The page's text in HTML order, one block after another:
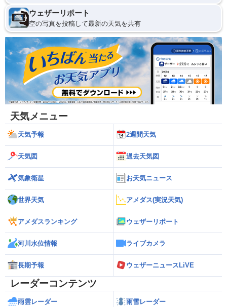
ウェザーリポート
空の写真を投稿して最新の天気を共有
天気メニュー
天気予報 2週間天気
天気図 過去天気図
気象衛星 お天気ニュース
世界天気 アメダス(実況天気)
アメダスランキング ウェザーリポート
河川水位情報 ライブカメラ
長期予報 ウェザーニュースLiVE
レーダーコンテンツ
雨雲レーダー 雨雪レーダー